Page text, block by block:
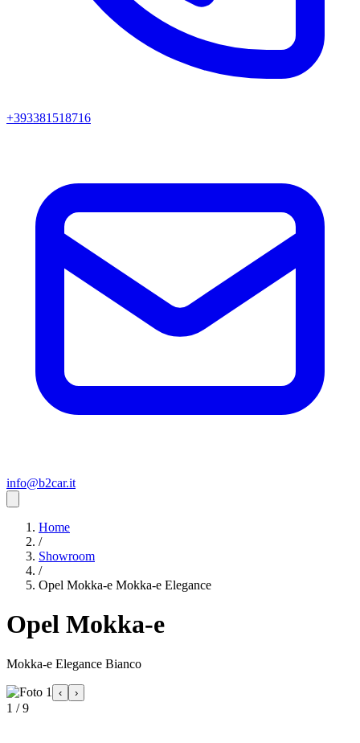
+393381518716
info@b2car.it
Home
/
Showroom
/
Opel Mokka-e Mokka-e Elegance
Opel Mokka-e
Mokka-e Elegance Bianco
‹ ›
1 / 9